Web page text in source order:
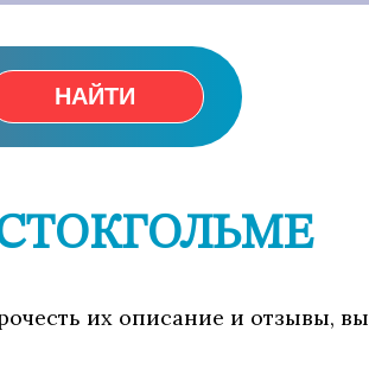
НАЙТИ
их описание и отзывы,